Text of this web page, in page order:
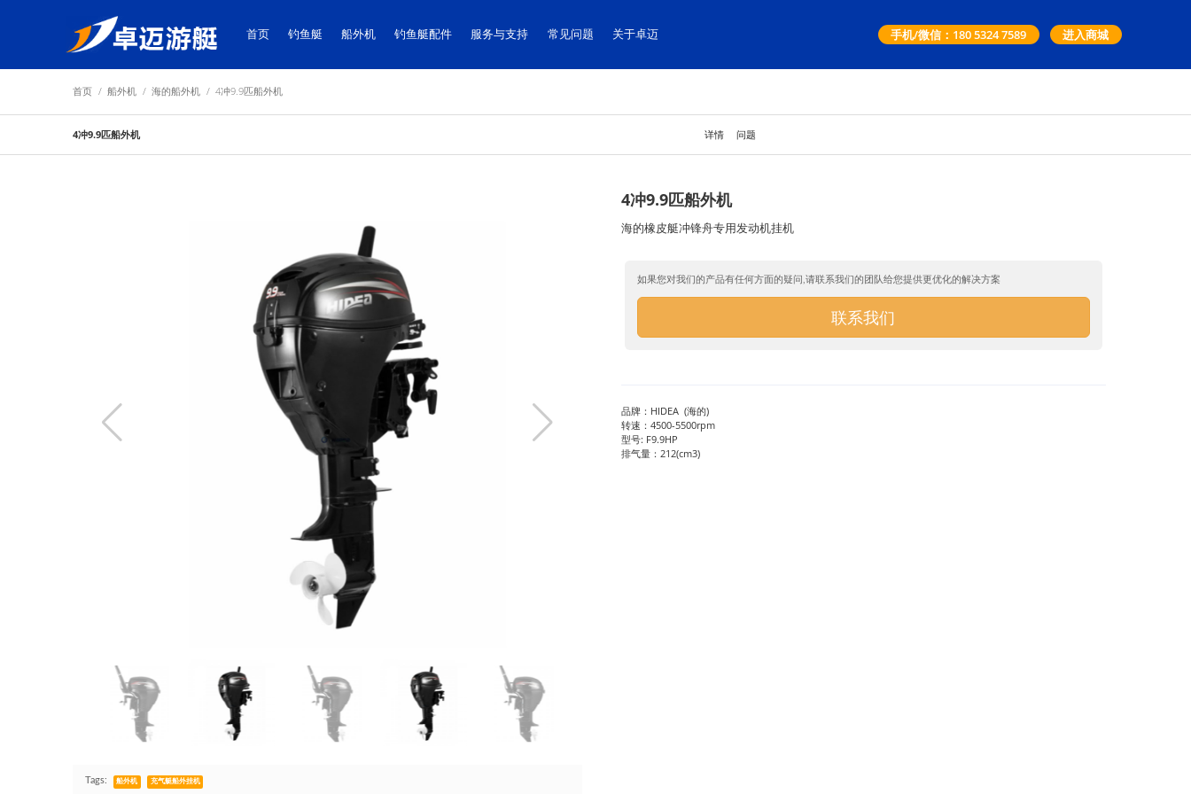
首页 钓鱼艇 船外机 钓鱼艇配件 服务与支持 常见问题 关于卓迈 手机/微信：180 5324 7589 进入商城
首页 / 船外机 / 海的船外机 / 4冲9.9匹船外机
4冲9.9匹船外机 详情 问题
Tags: 船外机 充气艇船外挂机
4冲9.9匹船外机
海的橡皮艇冲锋舟专用发动机挂机
如果您对我们的产品有任何方面的疑问,请联系我们的团队给您提供更优化的解决方案
联系我们
品牌：HIDEA (海的)
转速：4500-5500rpm
型号: F9.9HP
排气量：212(cm3)